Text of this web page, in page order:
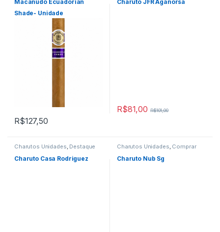
Macanudo Ecuadorian
Shade- Unidade
R$127,50
Charuto JFR Aganorsa
R$81,00 R$101,00
Charutos Unidades, Destaque
Destaques,Primeira Página
Charuto Casa Rodriguez
Charutos Unidades, Comprar
Página
Charuto Nub Sg